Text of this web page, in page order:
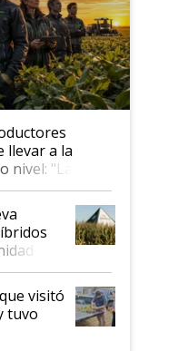
llevar a la
"Las
son
en
visitó
tuvo